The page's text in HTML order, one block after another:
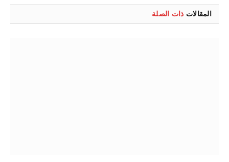
المقالات ذات الصلة